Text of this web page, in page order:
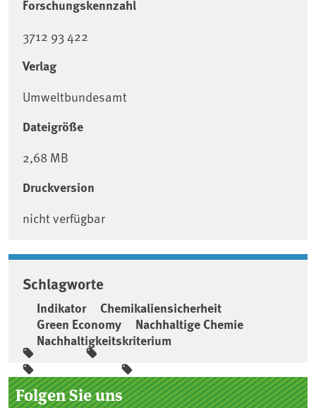
Forschungskennzahl
3712 93 422
Verlag
Umweltbundesamt
Dateigröße
2,68 MB
Druckversion
nicht verfügbar
Schlagworte
Indikator
Chemikaliensicherheit
Green Economy
Nachhaltige Chemie
Nachhaltigkeitskriterium
Seitenleiste
Folgen Sie uns